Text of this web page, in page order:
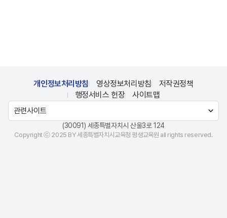
개인정보처리방침 영상정보처리방침
저작권정책
행정서비스 헌장
사이트맵
(30091) 세종특별자치시 산울3로 124
Copyright ⓒ 2025 BY 세종특별자치시교육청 평생교육원 all rights reserved.